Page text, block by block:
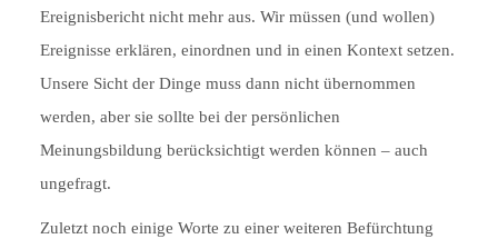
Ereignisbericht nicht mehr aus. Wir müssen (und wollen)
Ereignisse erklären, einordnen und in einen Kontext setzen.
Unsere Sicht der Dinge muss dann nicht übernommen
werden, aber sie sollte bei der persönlichen
Meinungsbildung berücksichtigt werden können – auch
ungefragt.
Zuletzt noch einige Worte zu einer weiteren Befürchtung